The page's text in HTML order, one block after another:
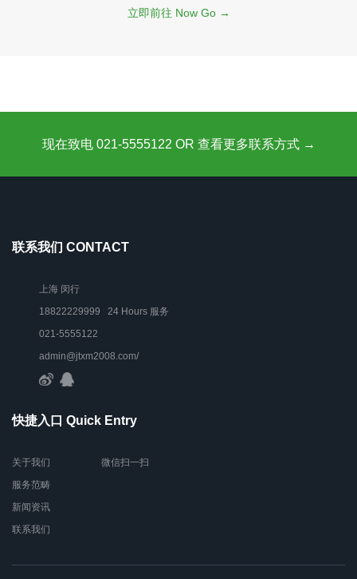
立即前往 Now Go →
现在致电 021-5555122 OR 查看更多联系方式 →
联系我们 CONTACT
上海 闵行
18822229999 24 Hours 服务
021-5555122
admin@jtxm2008.com/
快捷入口 Quick Entry
关于我们
服务范畴
新闻资讯
联系我们
微信扫一扫